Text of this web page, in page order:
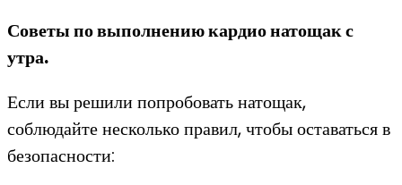
Советы по выполнению кардио натощак с
утра.
Если вы решили попробовать натощак,
соблюдайте несколько правил, чтобы оставаться в
безопасности: